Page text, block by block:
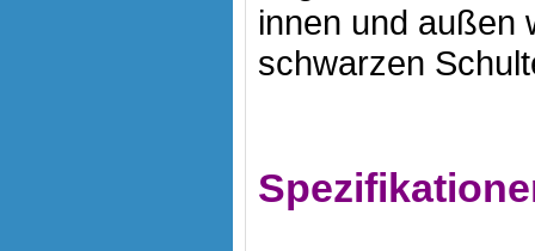
innen und außen
schwarzen